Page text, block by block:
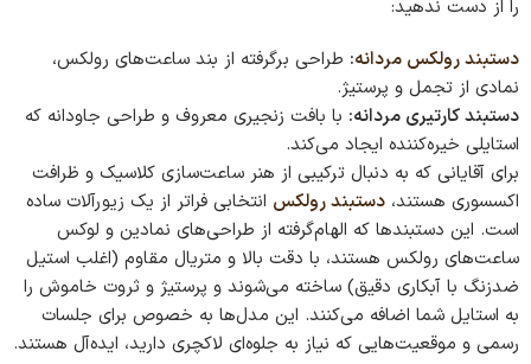
را از دست ندهید:
دستبند رولکس مردانه: طراحی برگرفته از بند ساعت‌های رولکس،
نمادی از تجمل و پرستیژ.
دستبند کارتیری مردانه: با بافت زنجیری معروف و طراحی جاودانه که
استایلی خیره‌کننده ایجاد می‌کند.
برای آقایانی که به دنبال ترکیبی از هنر ساعت‌سازی کلاسیک و ظرافت
اکسسوری هستند، دستبند رولکس انتخابی فراتر از یک زیورآلات ساده
است. این دستبندها که الهام‌گرفته از طراحی‌های نمادین و لوکس
ساعت‌های رولکس هستند، با دقت بالا و متریال مقاوم (اغلب استیل
ضدزنگ با آبکاری دقیق) ساخته می‌شوند و پرستیژ و ثروت خاموش را
به استایل شما اضافه می‌کنند. این مدل‌ها به خصوص برای جلسات
رسمی و موقعیت‌هایی که نیاز به جلوه‌ای لاکچری دارید، ایده‌آل هستند.